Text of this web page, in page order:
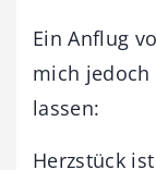
Ein Anflug
mich jedoch
lassen:
Herzstück